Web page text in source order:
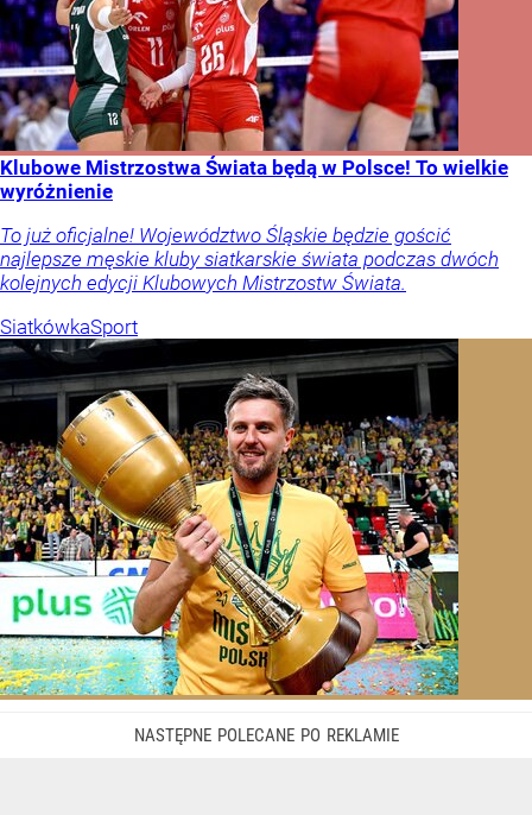
Klubowe Mistrzostwa Świata będą w Polsce! To wielkie
wyróżnienie
To już oficjalne! Województwo Śląskie będzie gościć
najlepsze męskie kluby siatkarskie świata podczas dwóch
kolejnych edycji Klubowych Mistrzostw Świata.
SiatkówkaSport